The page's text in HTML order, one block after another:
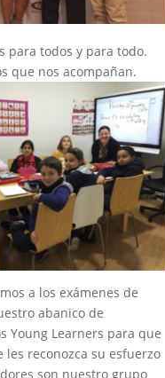
para todos y para todo.
que nos acompañan.
a los exámenes de
abanico de
Young Learners para que
reconozca su esfuerzo
son nuestro grupo